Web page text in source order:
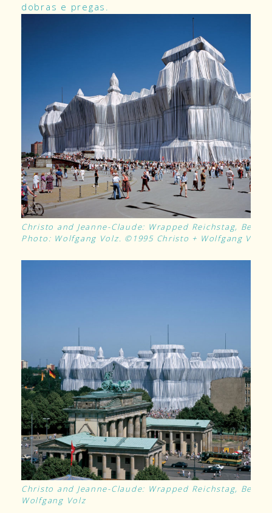
dobras e pregas.
Christo and Jeanne-Claude: Wrapped Reichstag, Berlin
Photo: Wolfgang Volz. ©1995 Christo + Wolfgang Volz
Christo and Jeanne-Claude: Wrapped Reichstag,
Wolfgang Volz